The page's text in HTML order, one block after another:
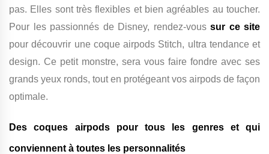
pas. Elles sont très flexibles et bien agréables au toucher.
Pour les passionnés de Disney, rendez-vous sur ce site
pour découvrir une coque airpods Stitch, ultra tendance et
design. Ce petit monstre, sera vous faire fondre avec ses
grands yeux ronds, tout en protégeant vos airpods de façon
optimale.
Des coques airpods pour tous les genres et qui
conviennent à toutes les personnalités